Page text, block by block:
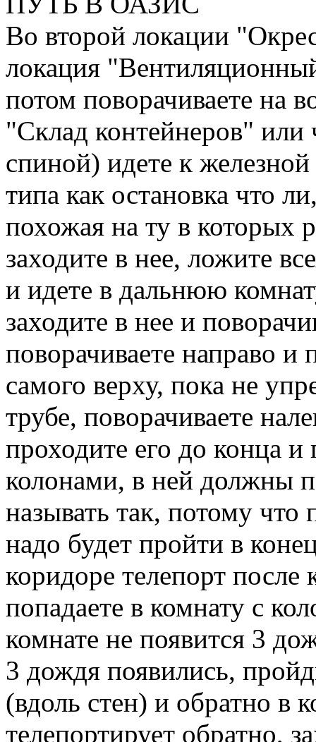
Во второй локации
локация
потом поворачиваете на
"Склад контейнеров"
спиной) идете к
типа как остановка что
похожая на ту в которых
заходите в нее, ложите
и идете в дальнюю
заходите в нее и
поворачиваете направо
самого верху, пока не
трубе, поворачиваете
проходите его до конца и
колонами, в ней должны
называть так, потому
надо будет пройти в
коридоре телепорт после
попадаете в комнату с
комнате не появится 3
3 дождя появились,
(вдоль стен) и обратно в
телепортирует обратно,